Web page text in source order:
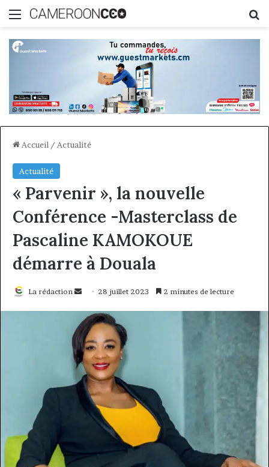
Menu
Accueil / Actualité
Actualité
« Parvenir », la nouvelle
Conférence -Masterclass de
Pascaline KAMOKOUE
démarre à Douala
La rédaction
Envoyer
courriel
28 juillet 2023 2 minutes de lecture